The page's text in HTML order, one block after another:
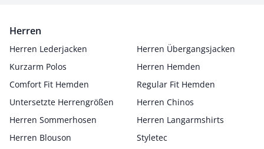
Herren
Herren Lederjacken
Herren Übergangsjacken
Kurzarm Polos
Herren Hemden
Comfort Fit Hemden
Regular Fit Hemden
Untersetzte Herrengrößen
Herren Chinos
Herren Sommerhosen
Herren Langarmshirts
Herren Blouson
Styletec